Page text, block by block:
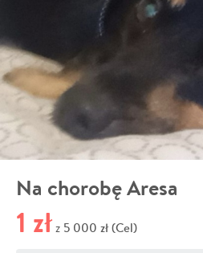
Na chorobę Aresa
1 zł z 5 000 zł (Cel)